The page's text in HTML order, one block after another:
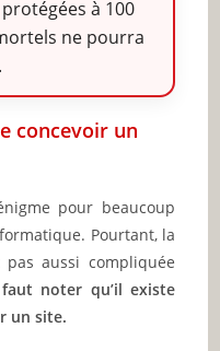
à 100
ne pourra
concevoir un
pour beaucoup
Pourtant, la
pas aussi compliquée
faut noter qu’il existe
un site.